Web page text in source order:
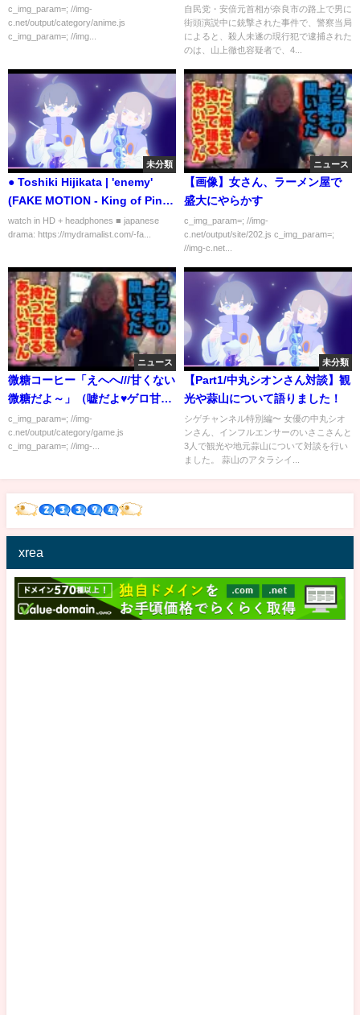
c_img_param=; //img-
c.net/output/category/anime.js
c_img_param=; //img...
なし
自民党・安倍元首相が奈良市の路上で男に
街頭演説中に銃撃された事件で、警察当局
によると、殺人未遂の現行犯で逮捕された
のは、山上徹也容疑者で、4...
未分類
● Toshiki Hijikata | 'enemy'
(FAKE MOTION - King of Ping
Pong FMV)
watch in HD + headphones ■ japanese
drama: https://mydramalist.com/-fa...
ニュース
【画像】女さん、ラーメン屋で
盛大にやらかす
c_img_param=; //img-
c.net/output/site/202.js c_img_param=;
//img-c.net...
ニュース
微糖コーヒー「えへへ///甘くない
微糖だよ～」（嘘だよ♥ゲロ甘だ
よ♥）
c_img_param=; //img-
c.net/output/category/game.js
c_img_param=; //img-...
未分類
【Part1/中丸シオンさん対談】観
光や蒜山について語りました！
シゲチャンネル特別編〜 女優の中丸シオ
ンさん、インフルエンサーのいさこさんと
3人で観光や地元蒜山について対談を行い
ました。 蒜山のアタラシイ...
xrea